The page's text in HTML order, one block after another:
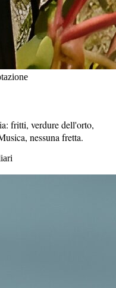
fritti, verdure dell'orto,
nessuna fretta.